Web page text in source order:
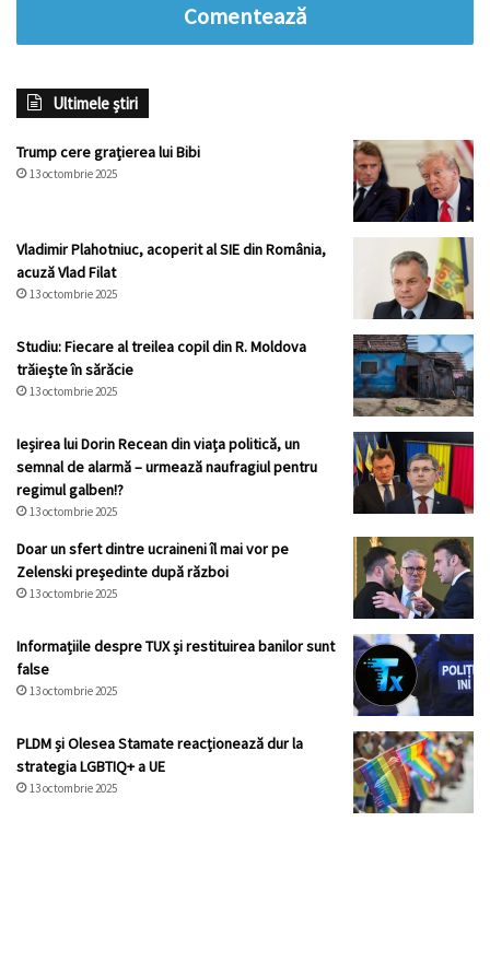
Comentează
Ultimele știri
Trump cere grațierea lui Bibi
13 octombrie 2025
Vladimir Plahotniuc, acoperit al SIE din România,
acuză Vlad Filat
13 octombrie 2025
Studiu: Fiecare al treilea copil din R. Moldova
trăiește în sărăcie
13 octombrie 2025
Ieșirea lui Dorin Recean din viața politică, un
semnal de alarmă – urmează naufragiul pentru
regimul galben!?
13 octombrie 2025
Doar un sfert dintre ucraineni îl mai vor pe
Zelenski președinte după război
13 octombrie 2025
Informațiile despre TUX și restituirea banilor sunt
false
13 octombrie 2025
PLDM și Olesea Stamate reacționează dur la
strategia LGBTIQ+ a UE
13 octombrie 2025